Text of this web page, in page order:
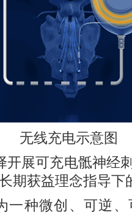
无线充电示意图
开展可充电骶神经
期获益理念指导下
一种微创、可逆